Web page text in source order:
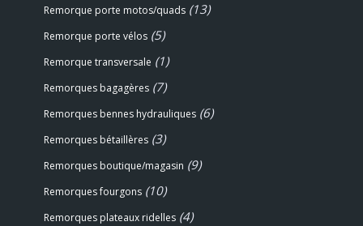
Remorque porte motos/quads (13)
Remorque porte vélos (5)
Remorque transversale (1)
Remorques bagagères (7)
Remorques bennes hydrauliques (6)
Remorques bétaillères (3)
Remorques boutique/magasin (9)
Remorques fourgons (10)
Remorques plateaux ridelles (4)